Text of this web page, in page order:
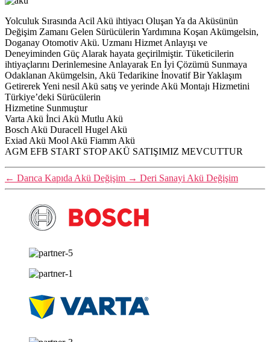
Yolculuk Sırasında Acil Akü ihtiyacı Oluşan Ya da Aküsünün
Değişim Zamanı Gelen Sürücülerin Yardımına Koşan Akümgelsin,
Doganay Otomotiv Akü. Uzmanı Hizmet Anlayışı ve
Deneyiminden Güç Alarak hayata geçirilmiştir. Tüketicilerin
ihtiyaçlarını Derinlemesine Anlayarak En İyi Çözümü Sunmaya
Odaklanan Akümgelsin, Akü Tedarikine İnovatif Bir Yaklaşım
Getirerek Yeni nesil Akü satış ve yerinde Akü Montajı Hizmetini
Türkiye’deki Sürücülerin
Hizmetine Sunmuştur
Varta Akü İnci Akü Mutlu Akü
Bosch Akü Duracell Hugel Akü
Exiad Akü Mool Akü Fiamm Akü
AGM EFB START STOP AKÜ SATIŞIMIZ MEVCUTTUR
← Darıca Kapıda Akü Değişim → Deri Sanayi Akü Değişim